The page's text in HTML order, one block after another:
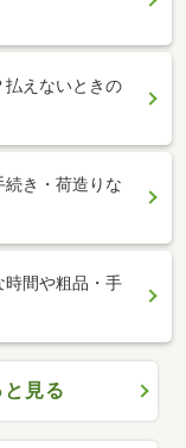
払えないときの
続き・荷造りな
時間や粗品・手
見る